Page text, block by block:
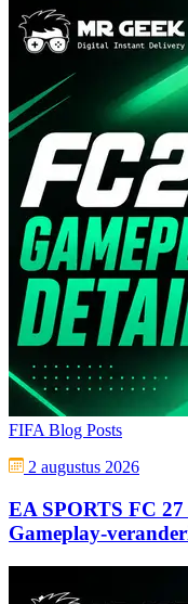
FIFA Blog Posts
2 augustus 2026
EA SPORTS FC
Gameplay-